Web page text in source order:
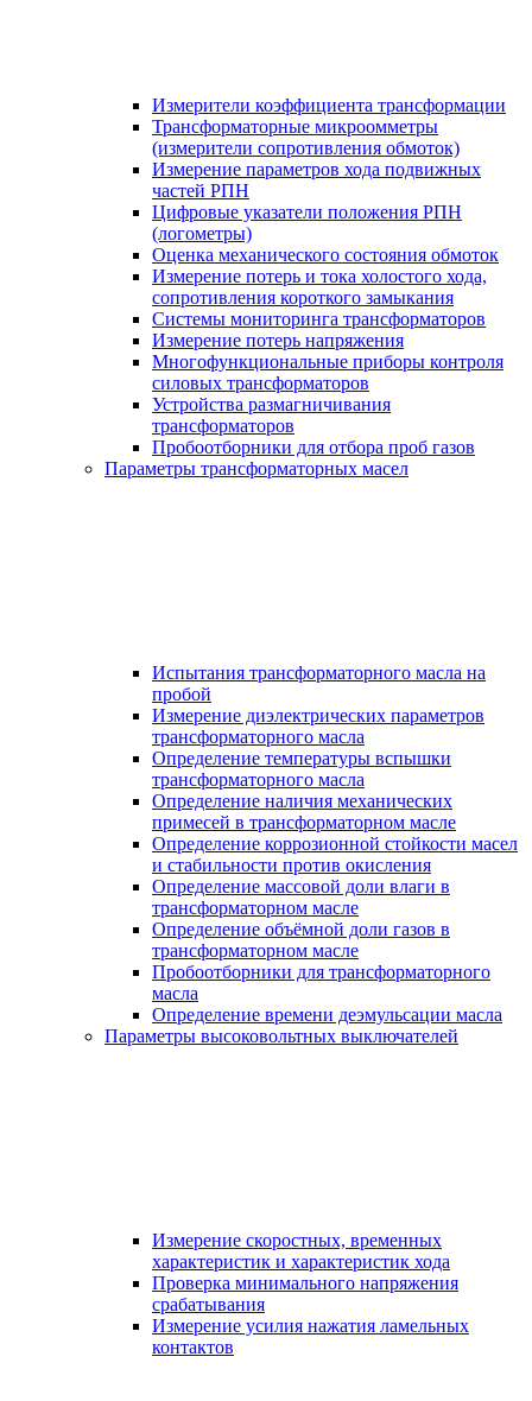
Измерители коэффициента трансформации
Трансформаторные микроомметры
(измерители сопротивления обмоток)
Измерение параметров хода подвижных
частей РПН
Цифровые указатели положения РПН
(логометры)
Оценка механического состояния обмоток
Измерение потерь и тока холостого хода,
сопротивления короткого замыкания
Системы мониторинга трансформаторов
Измерение потерь напряжения
Многофункциональные приборы контроля
силовых трансформаторов
Устройства размагничивания
трансформаторов
Пробоотборники для отбора проб газов
Параметры трансформаторных масел
Испытания трансформаторного масла на
пробой
Измерение диэлектрических параметров
трансформаторного масла
Определение температуры вспышки
трансформаторного масла
Определение наличия механических
примесей в трансформаторном масле
Определение коррозионной стойкости масел
и стабильности против окисления
Определение массовой доли влаги в
трансформаторном масле
Определение объёмной доли газов в
трансформаторном масле
Пробоотборники для трансформаторного
масла
Определение времени деэмульсации масла
Параметры высоковольтных выключателей
Измерение скоростных, временных
характеристик и характеристик хода
Проверка минимального напряжения
срабатывания
Измерение усилия нажатия ламельных
контактов